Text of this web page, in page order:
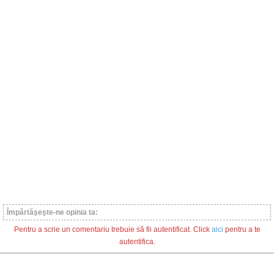
Împărtăşeşte-ne opinia ta:
Pentru a scrie un comentariu trebuie să fii autentificat. Click aici pentru a te
autentifica.